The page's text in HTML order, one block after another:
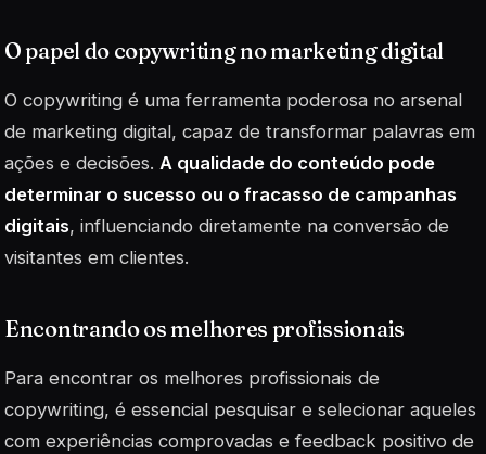
O papel do copywriting no marketing digital
O copywriting é uma ferramenta poderosa no arsenal
de marketing digital, capaz de transformar palavras em
ações e decisões. A qualidade do conteúdo pode
determinar o sucesso ou o fracasso de campanhas
digitais, influenciando diretamente na conversão de
visitantes em clientes.
Encontrando os melhores profissionais
Para encontrar os melhores profissionais de
copywriting, é essencial pesquisar e selecionar aqueles
com experiências comprovadas e feedback positivo de